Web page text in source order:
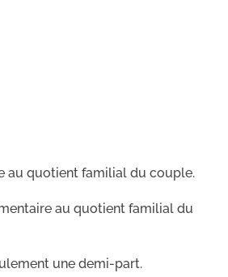
au quotient familial du couple.
au quotient familial du
une demi-part.